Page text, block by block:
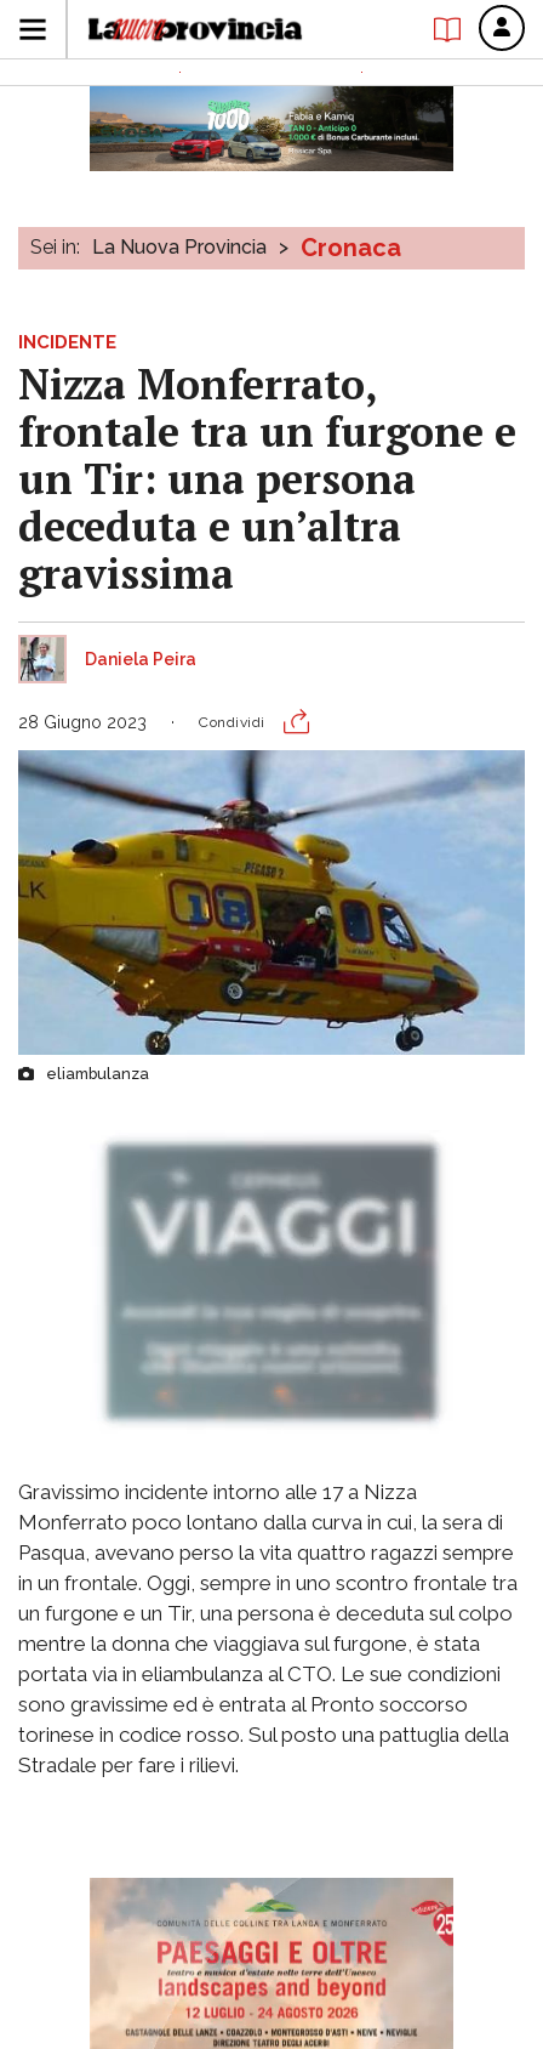
Sei in: La Nuova Provincia > Cronaca
INCIDENTE
Nizza Monferrato,
frontale tra un furgone e
un Tir: una persona
deceduta e un’altra
gravissima
Daniela Peira
28 Giugno 2023 Condividi
eliambulanza
Gravissimo incidente intorno alle 17 a Nizza
Monferrato poco lontano dalla curva in cui, la sera di
Pasqua, avevano perso la vita quattro ragazzi sempre
in un frontale. Oggi, sempre in uno scontro frontale tra
un furgone e un Tir, una persona è deceduta sul colpo
mentre la donna che viaggiava sul furgone, è stata
portata via in eliambulanza al CTO. Le sue condizioni
sono gravissime ed è entrata al Pronto soccorso
torinese in codice rosso. Sul posto una pattuglia della
Stradale per fare i rilievi.